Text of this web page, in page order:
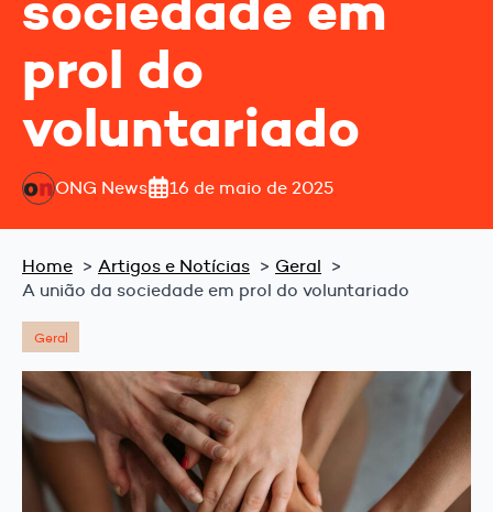
prol do
voluntariado
ONG News 16 de maio de 2025
Home Artigos e Notícias
Geral
A união da sociedade em prol do voluntariado
Geral